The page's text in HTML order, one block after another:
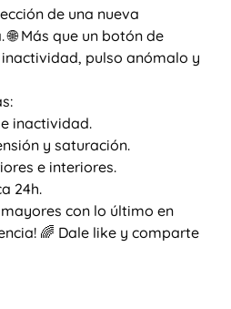
de una nueva
Más que un botón de
pulso anómalo y
inactividad.
y saturación.
e interiores.
24h.
con lo último en
🌈 Dale like y comparte